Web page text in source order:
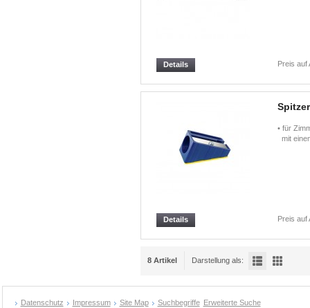
Preis auf
Details
• für
mit
Preis auf
Details
8 Artikel Darstellung als:
Datenschutz Impressum Site Map Suchbegriffe Erweiterte Suche